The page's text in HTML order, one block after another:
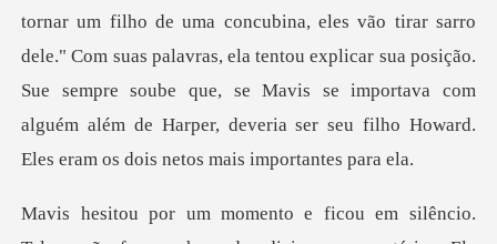
tornar um filho de uma concubina, eles vão tirar sarro
dele." Com suas palavras, ela tentou explicar sua p